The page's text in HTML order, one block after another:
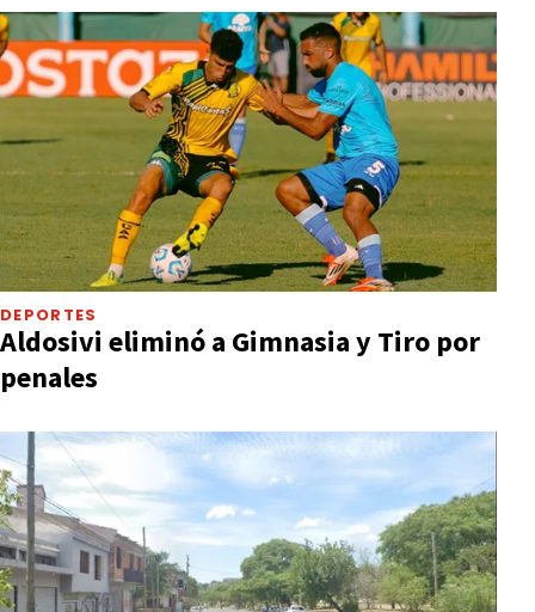
DEPORTES
Aldosivi eliminó a Gimnasia y Tiro por
penales